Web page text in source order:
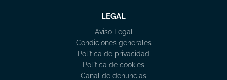
LEGAL
Aviso Legal
Condiciones generales
Política de privacidad
Política de cookies
Canal de denuncias